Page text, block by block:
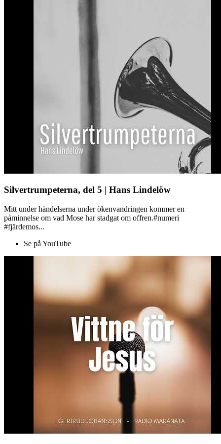
Silvertrumpeterna, del 5 | Hans Lindelöw
Mitt under händelserna under ökenvandringen kommer en
påminnelse om vad Mose har stadgat om offren.#numeri
#fjärdemos...
Se på YouTube